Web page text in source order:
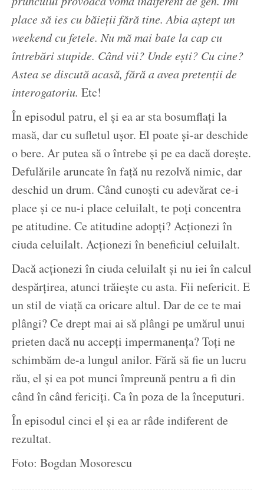
place să ies cu băieții fără tine. Abia aștept un
weekend cu fetele. Nu mă mai bate la cap cu
întrebări stupide. Când vii? Unde ești? Cu cine?
Astea se discută acasă, fără a avea pretenții de
interogatoriu. Etc!
În episodul patru, el și ea ar sta bosumflați la
masă, dar cu sufletul ușor. El poate și-ar deschide
o bere. Ar putea să o întrebe și pe ea dacă dorește.
Defulările aruncate în față nu rezolvă nimic, dar
deschid un drum. Când cunoști cu adevărat ce-i
place și ce nu-i place celuilalt, te poți concentra
pe atitudine. Ce atitudine adopți? Acționezi în
ciuda celuilalt. Acționezi în beneficiul celuilalt.
Dacă acționezi în ciuda celuilalt și nu iei în calcul
despărțirea, atunci trăiește cu asta. Fii nefericit. E
un stil de viață ca oricare altul. Dar de ce te mai
plângi? Ce drept mai ai să plângi pe umărul unui
prieten dacă nu accepți impermanența? Toți ne
schimbăm de-a lungul anilor. Fără să fie un lucru
rău, el și ea pot munci împreună pentru a fi din
când în când fericiți. Ca în poza de la începuturi.
În episodul cinci el și ea ar râde indiferent de
rezultat.
Foto: Bogdan Mosorescu